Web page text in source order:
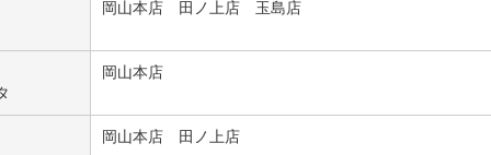
岡山本店 田ノ上店 玉島店
岡山本店
岡山本店 田ノ上店